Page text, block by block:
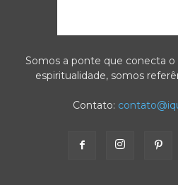
Somos a ponte que conecta
espiritualidade, somos
Contato: